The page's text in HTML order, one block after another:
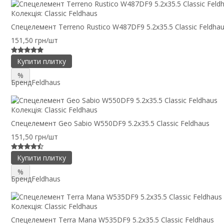
Колекція: Classic Feldhaus
Спецелемент Terreno Rustico W487DF9 5.2x35.5 Classic
151,50 грн/шт
Купити плитку
%
БрендFeldhaus
Колекція: Classic Feldhaus
Спецелемент Geo Sabio W550DF9 5.2x35.5 Classic Feldhaus
151,50 грн/шт
Купити плитку
%
БрендFeldhaus
Колекція: Classic Feldhaus
Спецелемент Terra Mana W535DF9 5.2x35.5 Classic Feldhaus